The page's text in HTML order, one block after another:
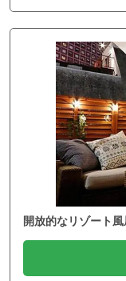
開放的なリゾート